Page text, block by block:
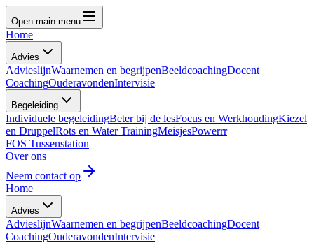
Open main menu
Home
Advies
AdvieslijnWaarnemen en begrijpenBeeldcoachingDocent
CoachingOuderavondenIntervisie
Begeleiding
Individuele begeleidingBeter bij de lesFocus en WerkhoudingKiezel
en DruppelRots en Water TrainingMeisjesPowerrr
FOS Tussenstation
Over ons
Neem contact op
Home
Advies
AdvieslijnWaarnemen en begrijpenBeeldcoachingDocent
CoachingOuderavondenIntervisie